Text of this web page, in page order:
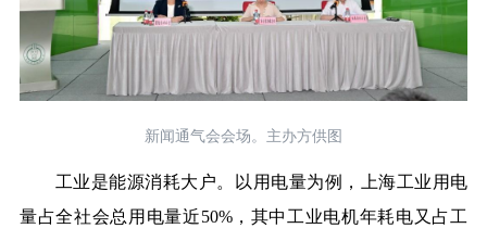
新闻通气会会场。主办方供图
工业是能源消耗大户。以用电量为例，上海工业用电
量占全社会总用电量近50%，其中工业电机年耗电又占工